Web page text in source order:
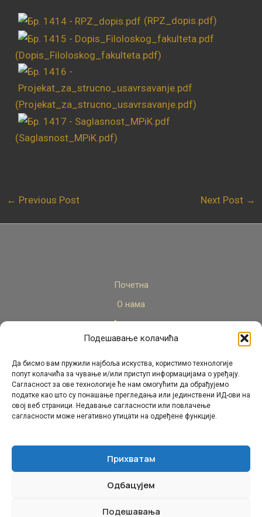
Подешавање колачића
Да бисмо вам пружили најбоља искуства, користимо технологије
попут колачића за чување и/или приступ информацијама о уређају.
Сагласност за ове технологије ће нам омогућити да обрађујемо
податке као што су понашање прегледања или јединствени ИД-ови на
овој веб страници. Недавање сагласности или повлачење
сагласности може негативно утицати на одређене функције.
Прихватам
Одбацујем
Подешавања
(RPZ_dopis.pdf)
(Dopis_Filoloskog_fakulteta.pdf)
(Projekat_za_strucno_usavrsavanje.pdf)
(Saglasnost_MPiK.pdf)
← Previous Post Next Post →
Почетна
О нама
Актуелно
Стручни кадар
Пројекти
Архива
Контакт
© Републички педагошки завод Републике Српске.